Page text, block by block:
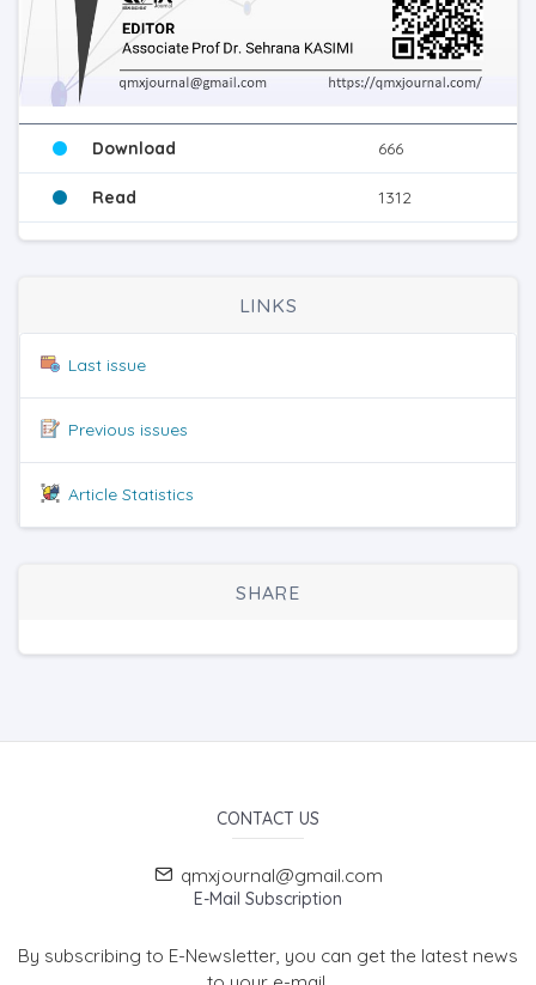
Download 666
Read 1312
LINKS
Last issue
Previous issues
Article Statistics
SHARE
CONTACT US
qmxjournal@gmail.com
E-Mail Subscription
By subscribing to E-Newsletter, you can get the latest news